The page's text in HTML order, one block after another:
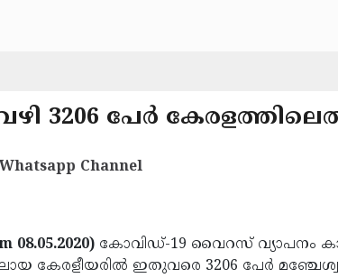
3206 പേര്‍
Whatsapp Channel
കോവിഡ്-19 വൈറസ് വ്യാപനം
കേരളീയരില്‍ ഇതുവരെ 3206 പേര്‍